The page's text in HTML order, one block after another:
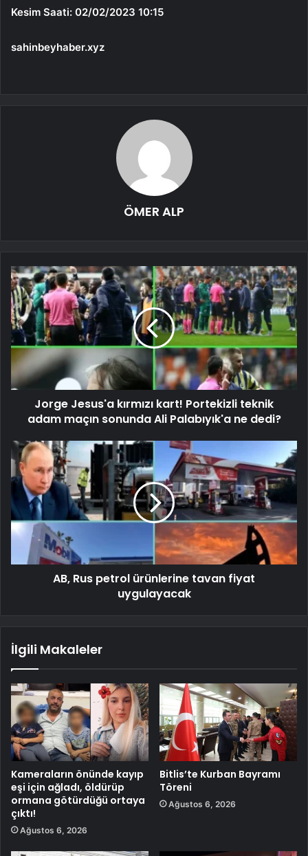
Kesim Saati: 02/02/2023 10:15
sahinbeyhaber.xyz
ÖMER ALP
Jorge Jesus'a kırmızı kart! Portekizli teknik
adam maçın sonunda Ali Palabıyık'a ne dedi?
AB, Rus petrol ürünlerine tavan fiyat
uygulayacak
İlgili Makaleler
Kameraların önünde kayıp
eşi için ağladı, öldürüp
ormana götürdüğü ortaya
çıktı!
Ağustos 6, 2026
Bitlis’te Kurban Bayramı
Töreni
Ağustos 6, 2026